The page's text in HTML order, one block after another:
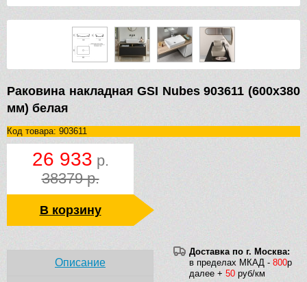
Раковина накладная GSI Nubes 903611 (600х380
мм) белая
Код товара: 903611
26 933 р.
38379 р.
В корзину
Доставка по г. Москва:
в пределах МКАД - 800р
далее + 50 руб/км
Описание